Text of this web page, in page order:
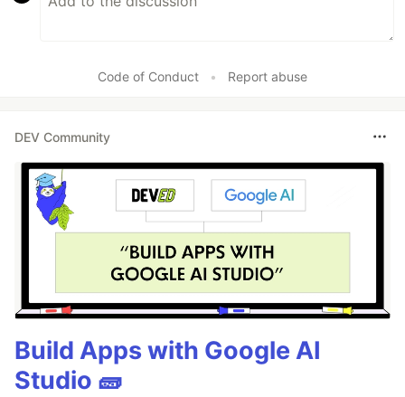
Code of Conduct • Report abuse
DEV Community
Build Apps with Google AI
Studio 🧱